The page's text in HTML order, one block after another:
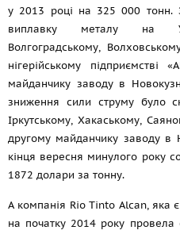
у 2013 році на 325 000
виплавку металу на
Волгоградському,
нігерійському
майданчику заводу в
зниження сили струму було
Іркутському, Хакаському,
другому майданчику заводу в
кінця вересня минулого року
1872 долари за тонну.
А компанія Rio Tinto Alcan, яка
на початку 2014 року провела